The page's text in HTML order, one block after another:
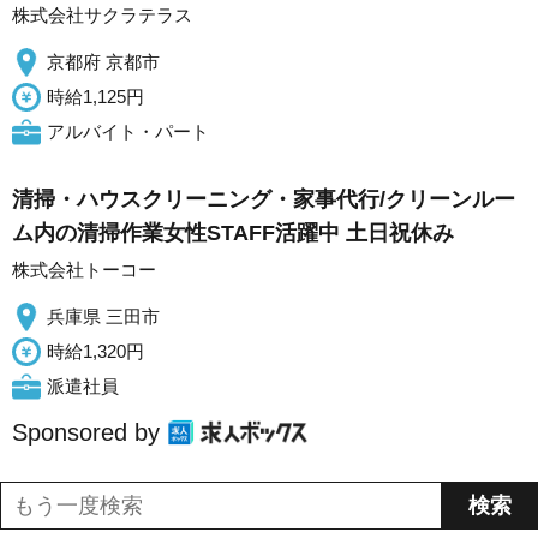
株式会社サクラテラス
京都府 京都市
時給1,125円
アルバイト・パート
清掃・ハウスクリーニング・家事代行/クリーンルー
ム内の清掃作業女性STAFF活躍中 土日祝休み
株式会社トーコー
兵庫県 三田市
時給1,320円
派遣社員
Sponsored by